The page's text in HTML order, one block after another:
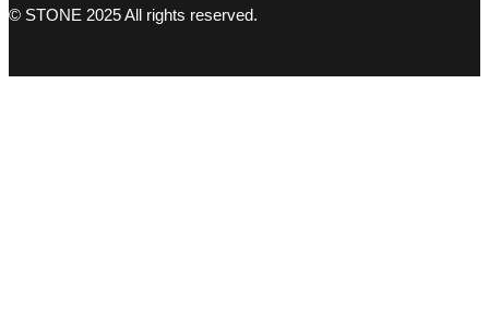
© STONE 2025 All rights reserved.